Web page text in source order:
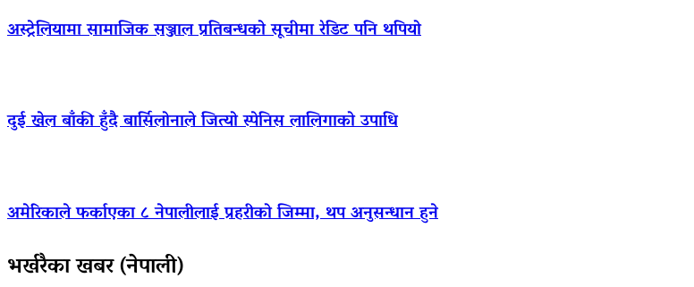
अस्ट्रेलियामा सामाजिक सञ्जाल प्रतिबन्धको सूचीमा रेडिट पनि थपियो
दुई खेल बाँकी हुँदै बार्सिलोनाले जित्यो स्पेनिस लालिगाको उपाधि
अमेरिकाले फर्काएका ८ नेपालीलाई प्रहरीको जिम्मा, थप अनुसन्धान हुने
भर्खरैका खबर (नेपाली)